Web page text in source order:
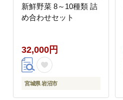
新鮮野菜 8～10種類 詰
め合わせセット
32,000円
宮城県 岩沼市